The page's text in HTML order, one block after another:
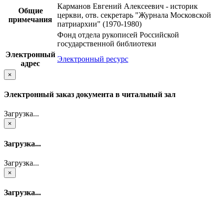
Общие
примечания
Карманов Евгений Алексеевич - историк
церкви, отв. секретарь "Журнала Московской
патриархии" (1970-1980)
Фонд отдела рукописей Российской
государственной библиотеки
Электронный
адрес
Электронный ресурс
×
Электронный заказ документа в читальный зал
Загрузка...
×
Загрузка...
Загрузка...
×
Загрузка...